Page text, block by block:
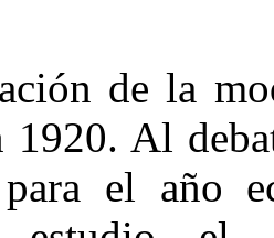
de la
1920. Al
el año